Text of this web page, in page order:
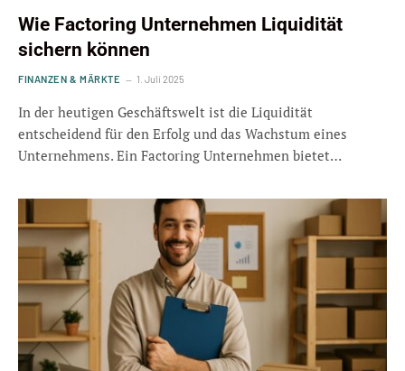
Wie Factoring Unternehmen Liquidität
sichern können
FINANZEN & MÄRKTE 1. Juli 2025
In der heutigen Geschäftswelt ist die Liquidität
entscheidend für den Erfolg und das Wachstum eines
Unternehmens. Ein Factoring Unternehmen bietet…